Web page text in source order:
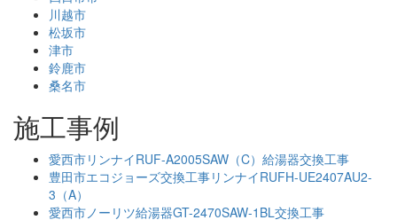
川越市
松坂市
津市
鈴鹿市
桑名市
施工事例
愛西市リンナイRUF-A2005SAW（C）給湯器交換工事
豊田市エコジョーズ交換工事リンナイRUFH-UE2407AU2-
3（A）
愛西市ノーリツ給湯器GT-2470SAW-1BL交換工事